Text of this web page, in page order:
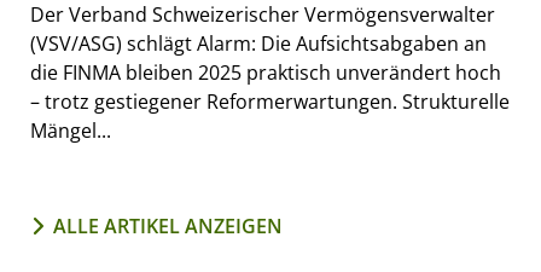
Der Verband Schweizerischer Vermögensverwalter
(VSV/ASG) schlägt Alarm: Die Aufsichtsabgaben an
die FINMA bleiben 2025 praktisch unverändert hoch
– trotz gestiegener Reformerwartungen. Strukturelle
Mängel...
ALLE ARTIKEL ANZEIGEN